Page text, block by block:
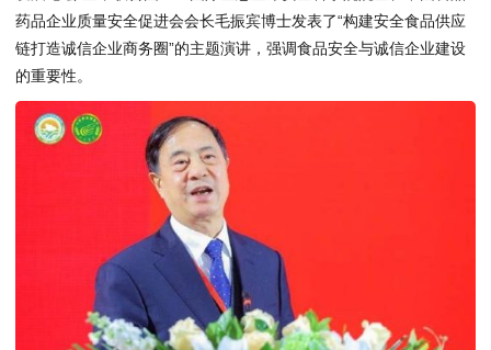
药品企业质量安全促进会会长毛振宾博士发表了“构建安全食品供应
链打造诚信企业商务圈”的主题演讲，强调食品安全与诚信企业建设
的重要性。